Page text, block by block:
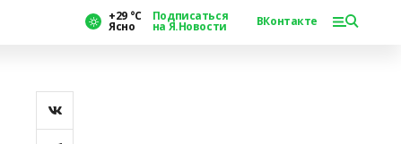
+29 °С
Ясно
Подписаться
на Я.Новости ВКонтакте